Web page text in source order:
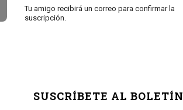
Tu amigo recibirá un correo para confirmar la
suscripción.
SUSCRÍBETE AL BOLETÍN